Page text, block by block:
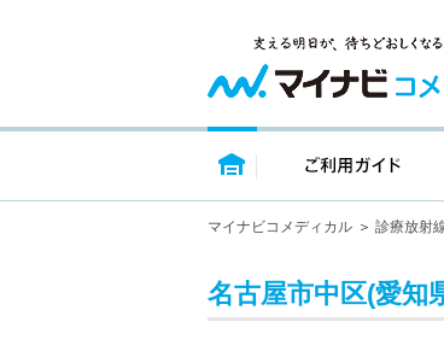
トップページ
マイナビコメディカル 診療放射
名古屋市中区(愛知